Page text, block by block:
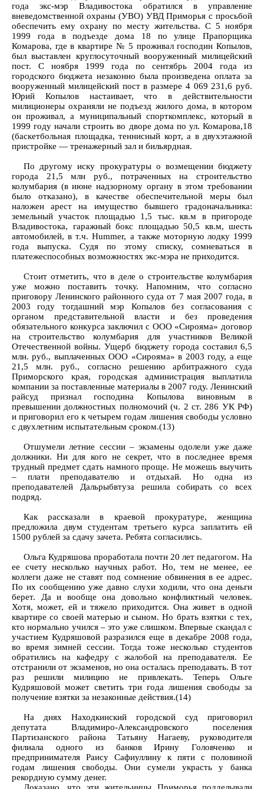
года экс-мэр Владивостока обратился в управление
вневедомственной охраны (УВО) УВД Приморья с просьбой
обеспечить ему охрану по месту жительства. С 5 ноября
1999 года в подъезде дома 18 по улице Прапорщика
Комарова, где в квартире № 5 проживал господин Копылов,
был выставлен круглосуточный вооруженный милицейский
пост. С ноября 1999 года по сентябрь 2004 года из
городского бюджета незаконно была произведена оплата за
вооруженный милицейский пост в размере 4 069 231,6 руб.
Юрий Копылов настаивает, что в действительности
милиционеры охраняли не подъезд жилого дома, в котором
он проживал, а муниципальный спорткомплекс, который в
1999 году начали строить во дворе дома по ул. Комарова,18
(баскетбольная площадка, теннисный корт, а в двухэтажной
пристройке — тренажерный зал и бильярдная.
По другому иску прокуратуры о возмещении бюджету
города 21,5 млн руб., потраченных на строительство
колумбария (в июне надзорному органу в этом требовании
было отказано), в качестве обеспечительной меры был
наложен арест на имущество бывшего градоначальника:
земельный участок площадью 1,5 тыс. кв.м в пригороде
Владивостока, гаражный бокс площадью 50,5 кв.м, шесть
автомобилей, в т.ч. Hummer, а также моторную лодку 1999
года выпуска. Судя по этому списку, сомневаться в
платежеспособных возможностях экс-мэра не приходится.
Стоит отметить, что в деле о строительстве колумбария
уже можно поставить точку. Напомним, что согласно
приговору Ленинского районного суда от 7 мая 2007 года, в
2003 году тогдашний мэр Копылов без согласования с
органом представительной власти и без проведения
обязательного конкурса заключил с ООО «Сирояма» договор
на строительство колумбария для участников Великой
Отечественной войны. Ущерб бюджету города составил 6,5
млн. руб., выплаченных ООО «Сирояма» в 2003 году, а еще
21,5 млн. руб., согласно решению арбитражного суда
Приморского края, городская администрация выплатила
компании за поставленные материалы в 2007 году. Ленинский
райсуд признал господина Копылова виновным в
превышении должностных полномочий (ч. 2 ст. 286 УК РФ)
и приговорил его к четырем годам лишения свободы условно
с двухлетним испытательным сроком.(13)
Отшумели летние сессии – экзамены одолели уже даже
должники. Ни для кого не секрет, что в последнее время
трудный предмет сдать намного проще. Не можешь выучить
– плати преподавателю и отдыхай. Но одна из
преподавателей Дальрыбвтуза решила собирать со всех
подряд.
Как рассказали в краевой прокуратуре, женщина
предложила двум студентам третьего курса заплатить ей
1500 рублей за сдачу зачета. Ребята согласились.
Ольга Кудряшова проработала почти 20 лет педагогом. На
ее счету несколько научных работ. Но, тем не менее, ее
коллеги даже не ставят под сомнение обвинения в ее адрес.
По их сообщению уже давно слухи ходили, что она деньги
берет. Да и вообще она довольно конфликтный человек.
Хотя, может, ей и тяжело приходится. Она живет в одной
квартире со своей матерью и сыном. Но брать взятки с тех,
кто нормально учился – это уже слишком. Впервые скандал с
участием Кудряшовой разразился еще в декабре 2008 года,
во время зимней сессии. Тогда тоже несколько студентов
обратились на кафедру с жалобой на преподавателя. Ее
отстранили от экзаменов, но она осталась преподавать. В тот
раз решили милицию не привлекать. Теперь Ольге
Кудряшовой может светить три года лишения свободы за
получение взятки за незаконные действия.(14)
На днях Находкинский городской суд приговорил
депутата Владимиро-Александровского поселения
Партизанского района Татьяну Нагаеву, руководителя
филиала одного из банков Ирину Головченко и
предпринимателя Раису Сафиуллину к пяти с половиной
годам лишения свободы. Они сумели украсть у банка
рекордную сумму денег.